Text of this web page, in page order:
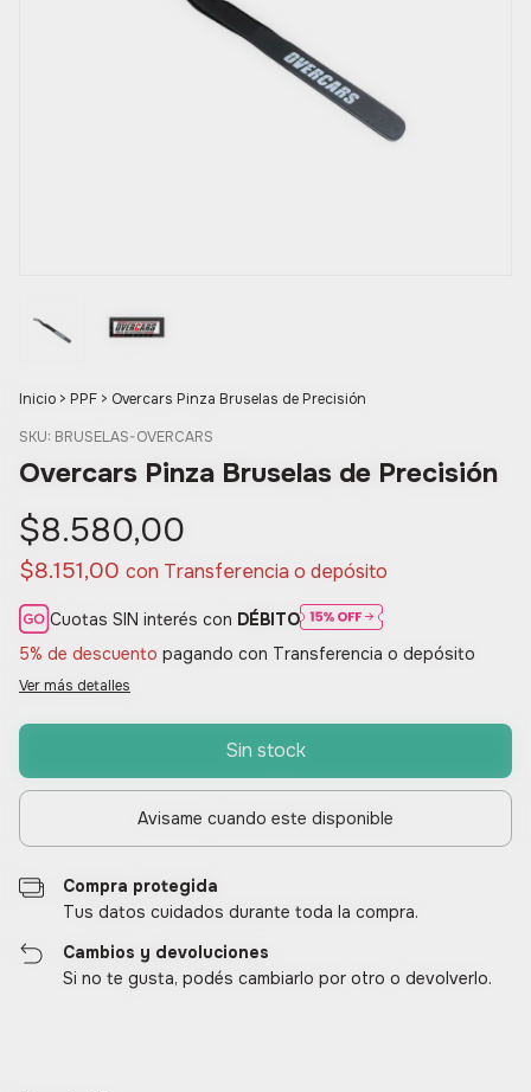
Inicio > PPF > Overcars Pinza Bruselas de Precisión
SKU: BRUSELAS-OVERCARS
Overcars Pinza Bruselas de Precisión
$8.580,00
$8.151,00 con Transferencia o depósito
Cuotas SIN interés con DÉBITO
5% de descuento pagando con Transferencia o depósito
Ver más detalles
Avisame cuando este disponible
Compra protegida
Tus datos cuidados durante toda la compra.
Cambios y devoluciones
Si no te gusta, podés cambiarlo por otro o devolverlo.